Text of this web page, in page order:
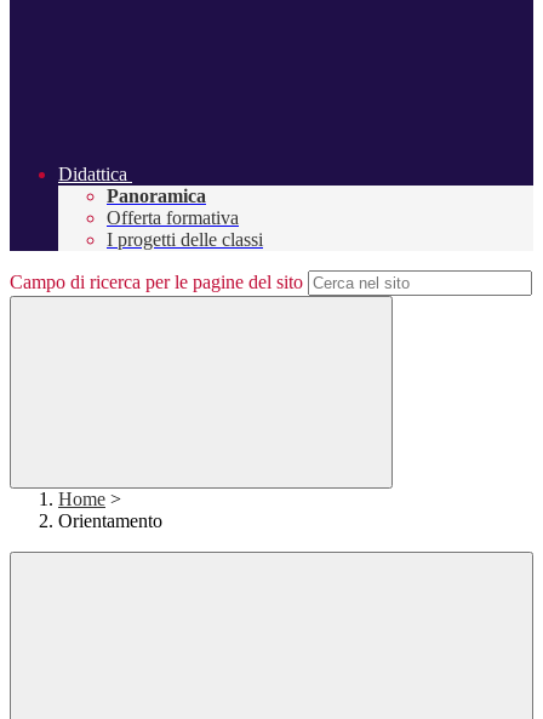
Didattica
Panoramica
Offerta formativa
I progetti delle classi
Campo di ricerca per le pagine del sito
Home >
Orientamento